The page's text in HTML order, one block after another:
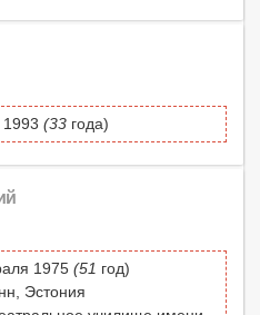
(33 года)
1975 (51 год)
Эстония